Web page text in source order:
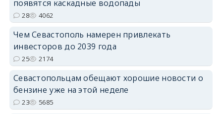
появятся каскадные водопады
28 4062
Чем Севастополь намерен привлекать
инвесторов до 2039 года
25 2174
Севастопольцам обещают хорошие новости о
бензине уже на этой неделе
23 5685